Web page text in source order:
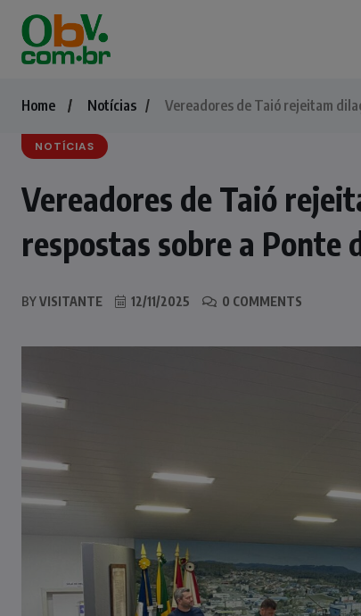
Home Notícias Vereadores de Taió rejeitam
NOTÍCIAS
Vereadores de Taió
respostas sobre a Ponte
BYVISITANTE 12/11/2025 0 COMMENTS